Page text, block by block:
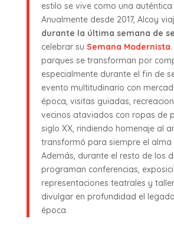
estilo se vive como una
Anualmente desde 2017, Alcoy
durante la última semana de
celebrar su Semana Modernista
parques se transforman por
especialmente durante el fin de
evento multitudinario con
época, visitas guiadas,
vecinos ataviados con ropas de
siglo XX, rindiendo homenaje al
transformó para siempre el alma
Además, durante el resto de los
programan conferencias,
representaciones teatrales y
divulgar en profundidad el
época.